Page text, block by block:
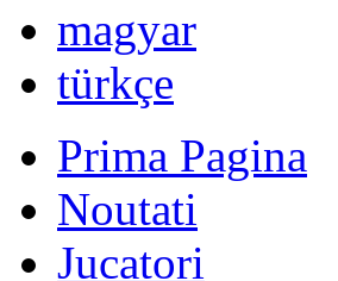
română
Русский
Български
english
nederlands